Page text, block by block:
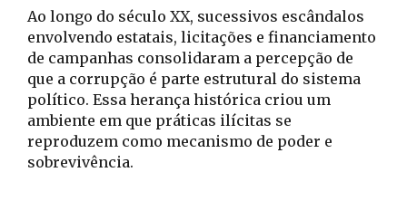
Ao longo do século XX, sucessivos escândalos
envolvendo estatais, licitações e financiamento
de campanhas consolidaram a percepção de
que a corrupção é parte estrutural do sistema
político. Essa herança histórica criou um
ambiente em que práticas ilícitas se
reproduzem como mecanismo de poder e
sobrevivência.